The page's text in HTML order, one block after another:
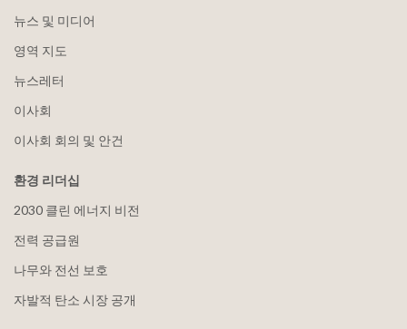
뉴스 및 미디어
영역 지도
뉴스레터
이사회
이사회 회의 및 안건
환경 리더십
2030 클린 에너지 비전
전력 공급원
나무와 전선 보호
자발적 탄소 시장 공개